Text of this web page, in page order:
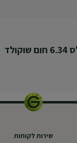
שירות לקוחות